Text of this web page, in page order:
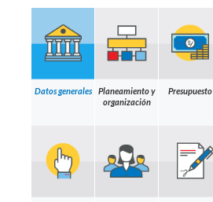
Datos generales
Planeamiento y
organización
Presupuesto